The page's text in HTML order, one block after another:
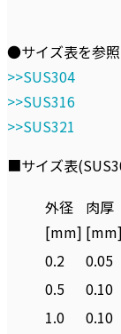
●サイズ表を参照
>>SUS304
>>SUS316
>>SUS321
■サイズ表
外径
[mm]
肉厚
[mm]
0.2
0.05
0.5
0.10
1.0
0.10